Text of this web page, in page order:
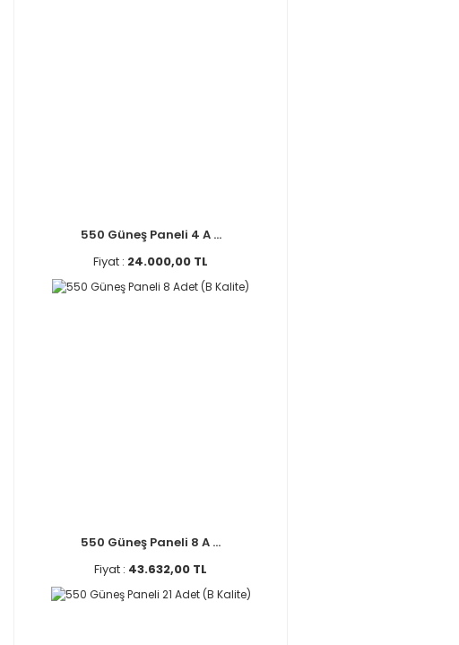
550 Güneş Paneli 4 A ...
Fiyat : 24.000,00 TL
550 Güneş Paneli 8 A ...
Fiyat : 43.632,00 TL